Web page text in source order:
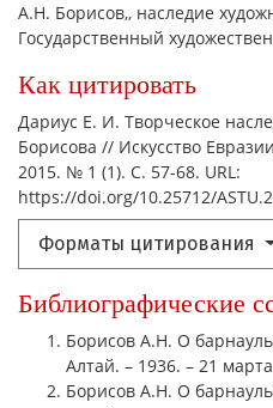
А.Н. Борисов, наследие
Государственный
Как цитировать
Дариус Е. И. Творческое
Борисова // Искусство
2015. № 1 (1). С. 57-68. URL:
https://doi.org/10.25712/
Форматы цитирования
Библиографические
Борисов А.Н. О
Алтай. – 1936. – 21
Борисов А.Н. О